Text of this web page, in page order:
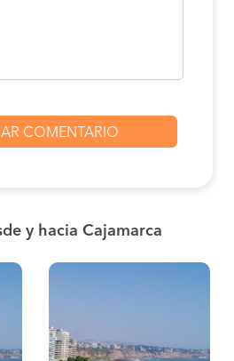
y hacia Cajamarca